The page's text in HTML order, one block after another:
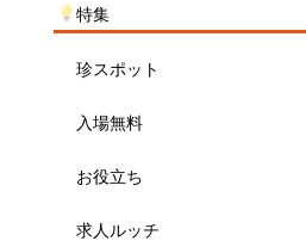
特集
珍スポット
入場無料
お役立ち
求人ルッチ